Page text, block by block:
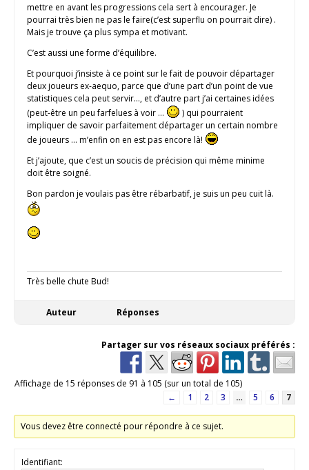
mettre en avant les progressions cela sert à encourager. Je
pourrai très bien ne pas le faire(c’est superflu on pourrait dire) .
Mais je trouve ça plus sympa et motivant.
C’est aussi une forme d’équilibre.
Et pourquoi j’insiste à ce point sur le fait de pouvoir départager
deux joueurs ex-aequo, parce que d’une part d’un point de vue
statistiques cela peut servir…, et d’autre part j’ai certaines idées
(peut-être un peu farfelues à voir …
) qui pourraient
impliquer de savoir parfaitement départager un certain nombre
de joueurs … m’enfin on en est pas encore là!
Et j’ajoute, que c’est un soucis de précision qui même minime
doit être soigné.
Bon pardon je voulais pas être rébarbatif, je suis un peu cuit là.
Très belle chute Bud!
Auteur Réponses
Partager sur vos réseaux sociaux préférés :
Affichage de 15 réponses de 91 à 105 (sur un total de 105)
←
1 2 3 … 5 6 7
Vous devez être connecté pour répondre à ce sujet.
Identifiant: